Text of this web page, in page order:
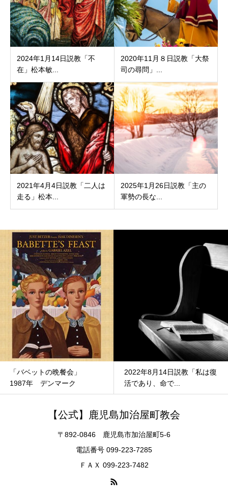
2024年1月14日説教「不
在」松本敏...
2020年11月８日説教「大祭
司の尋問」...
2021年4月4日説教「二人は
走る」松本...
2025年1月26日説教「主の
軍勢の長な...
2022年8月14日説教「私は復
活であり、命で...
2022年2月27日おは
にたちとさいか...
【公式】鹿児島加治屋町教会
〒892-0846 鹿児島市加治屋町5-6
電話番号 099-223-7285
ＦＡＸ 099-223-7482